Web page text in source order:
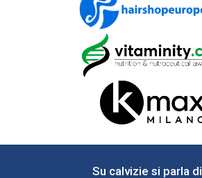
Su calvizie si parla di